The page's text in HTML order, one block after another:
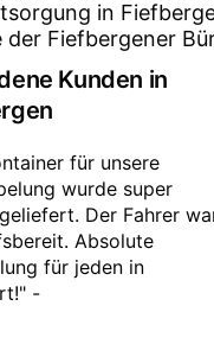
in
der Fiefbergener
Kunden in
für unsere
wurde super
Der Fahrer
Absolute
für jeden in
-